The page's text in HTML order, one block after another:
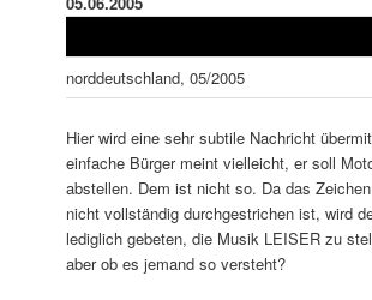
norddeutschland, 05/2005
Hier wird eine sehr subtile Nachricht
einfache Bürger meint vielleicht, er soll
abstellen. Dem ist nicht so. Da das
nicht vollständig durchgestrichen ist, wird
lediglich gebeten, die Musik LEISER zu
aber ob es jemand so versteht?